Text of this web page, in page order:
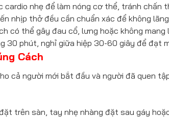
cardio nhẹ để làm nóng cơ thể, tránh chấn
nhịp thở đều cần chuẩn xác để không
có thể gây đau cổ, lưng hoặc không mang
30 phút, nghỉ giữa hiệp 30-60 giây để đạt
Cách
cả người mới bắt đầu và người đã quen
trên sàn, tay nhẹ nhàng đặt sau gáy